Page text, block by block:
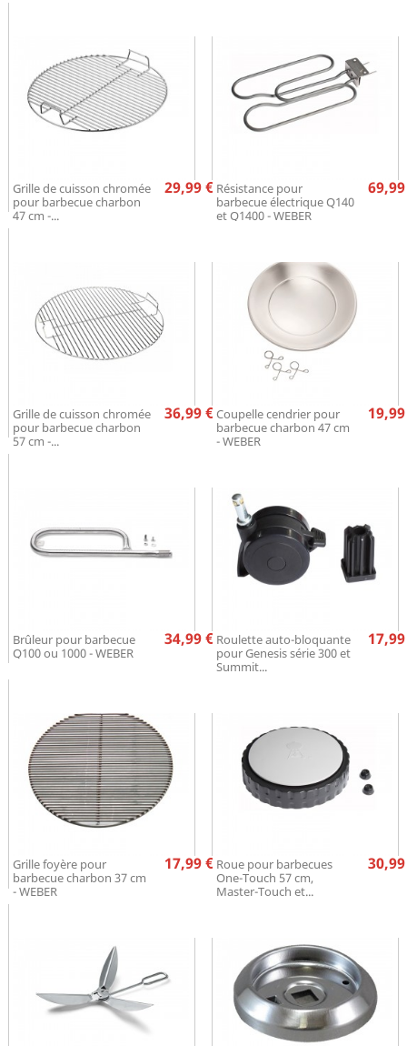
Grille de cuisson chromée
pour barbecue charbon
47 cm -...
Prix
29,99 € Résistance pour
barbecue électrique Q140
et Q1400 - WEBER
Grille de cuisson chromée
pour barbecue charbon
57 cm -...
Prix
36,99 € Coupelle cendrier pour
barbecue charbon 47 cm
- WEBER
Brûleur pour barbecue
Q100 ou 1000 - WEBER
Prix
34,99 € Roulette auto-bloquante
pour Genesis série 300 et
Summit...
Grille foyère pour
barbecue charbon 37 cm
- WEBER
Prix
17,99 € Roue pour barbecues
One-Touch 57 cm,
Master-Touch et...